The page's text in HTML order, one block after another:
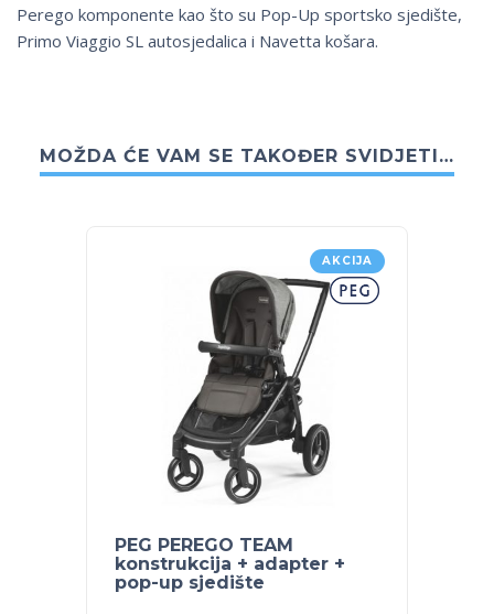
Perego komponente kao što su Pop-Up sportsko sjedište,
Primo Viaggio SL autosjedalica i Navetta košara.
MOŽDA ĆE VAM SE TAKOĐER SVIDJETI…
AKCIJA
PEG PEREGO TEAM
konstrukcija + adapter +
pop-up sjedište